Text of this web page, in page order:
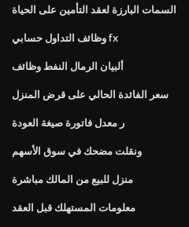
السمات البارزة لعقد التأمين على الحياة
وظائف التداول حسابي fx
ألبيان الرمال النفط وظائف
سعر الفائدة الحالي على قرض المنزل
ر معدل فاتورة صيغة العودة
ونقلت مضحك في سوق الأسهم
منزل للبيع من المالك مباشرة
معلومات المستهلك قبل العقد